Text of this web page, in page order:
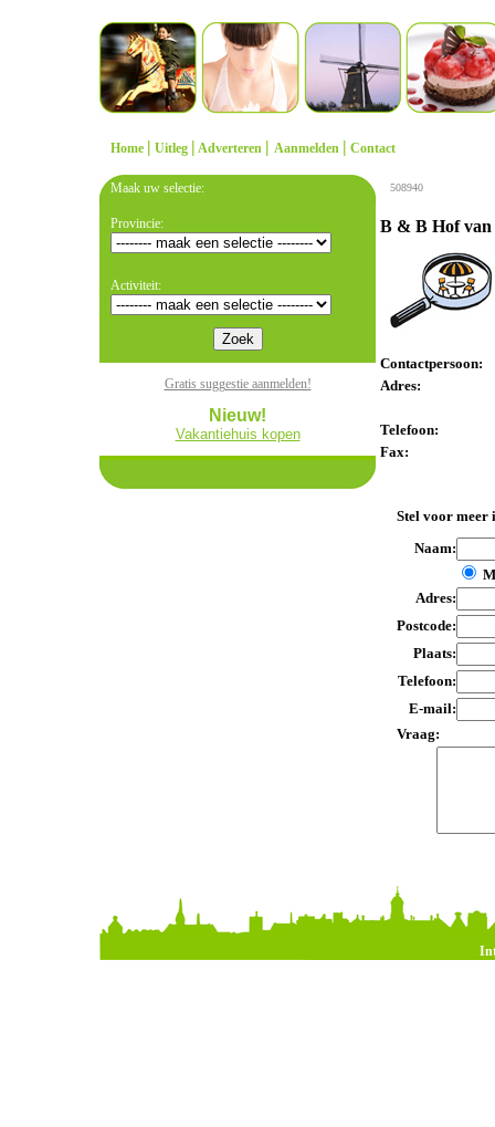
Home | Uitleg | Adverteren | Aanmelden | Contact
Maak uw selectie:
Provincie:
Activiteit:
Gratis suggestie aanmelden!
Nieuw!
Vakantiehuis kopen
508940
B & B Hof van
Contactpersoon:
Adres:
Telefoon:
Fax:
Stel voor meer
Naam:
Adres:
Postcode:
Plaats:
Telefoon:
E-mail:
Vraag: